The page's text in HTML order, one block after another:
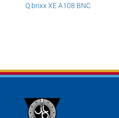
Q.brixx XE A108 BNC